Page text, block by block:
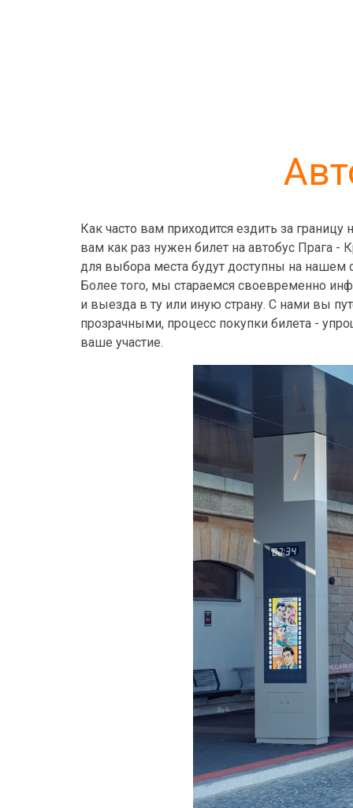
Как часто вам приходится ездить за
вам как раз нужен билет на автобус Прага -
для выбора места будут доступны на нашем
Более того, мы стараемся своевременно
и выезда в ту или иную страну. С нами вы
прозрачными, процесс покупки билета -
ваше участие.